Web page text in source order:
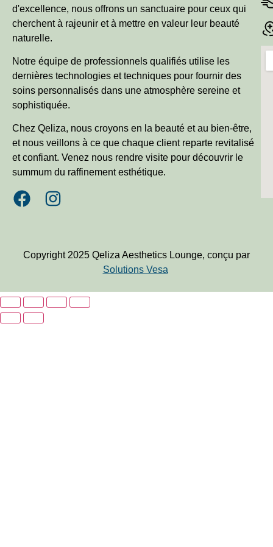
d'excellence, nous offrons un sanctuaire pour ceux qui
cherchent à rajeunir et à mettre en valeur leur beauté
naturelle.
Notre équipe de professionnels qualifiés utilise les
dernières technologies et techniques pour fournir des
soins personnalisés dans une atmosphère sereine et
sophistiquée.
Chez Qeliza, nous croyons en la beauté et au bien-être,
et nous veillons à ce que chaque client reparte revitalisé
et confiant. Venez nous rendre visite pour découvrir le
summum du raffinement esthétique.
Copyright 2025 Qeliza Aesthetics Lounge, conçu par
Solutions Vesa